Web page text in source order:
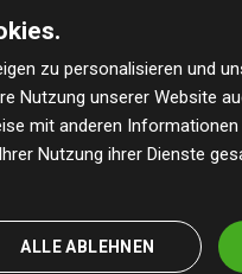
im Durchschnitt dem
erfüllen höchste
Weitere Informationen
zu personalisieren und
Nutzung unserer Website
mit anderen Informationen
Nutzung ihrer Dienste
ALLE ABLEHNEN